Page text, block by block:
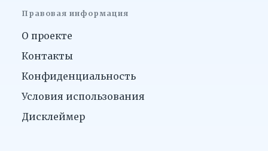
Правовая информация
О проекте
Контакты
Конфиденциальность
Условия использования
Дисклеймер